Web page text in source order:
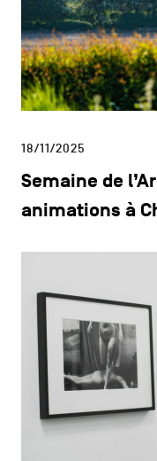
18/11/2025
Semaine de
animations à